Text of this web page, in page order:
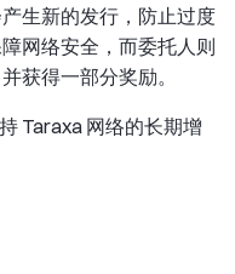
生新的发行，防止过度
网络安全，而委托人则
获得一部分奖励。
Taraxa 网络的长期增